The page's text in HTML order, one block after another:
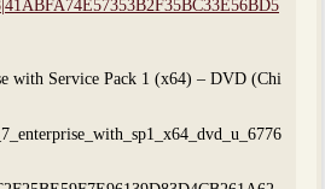
with Service Pack 1 (x64) – DVD (Chi